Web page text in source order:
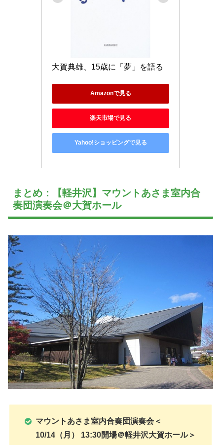
大賀典雄、15歳に「夢」を語る
Amazonで見る
楽天市場で見る
Yahoo!ショッピングで見る
まとめ：【軽井沢】マウントあさま室内合
奏団演奏会＠大賀ホール
マウントあさま室内合奏団演奏会＜
10/14（月） 13:30開場＠軽井沢大賀ホール＞